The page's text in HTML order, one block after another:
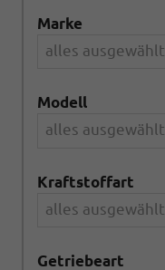
Marke
alles ausgewählt
Modell
alles ausgewählt
Kraftstoffart
alles ausgewählt
Getriebeart